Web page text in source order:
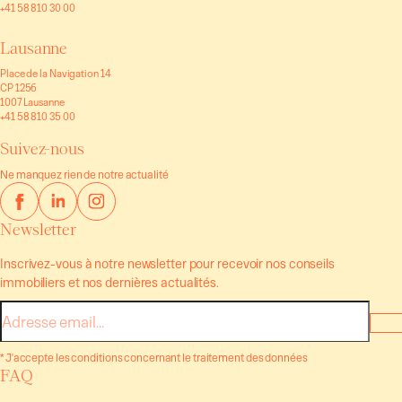
+41 58 810 30 00
Lausanne
Place de la Navigation 14
CP 1256
1007 Lausanne
+41 58 810 35 00
Suivez-nous
Ne manquez rien de notre actualité
Newsletter
Inscrivez-vous à notre newsletter pour recevoir nos conseils
immobiliers et nos dernières actualités.
mail
* J'accepte les conditions concernant le traitement des données
FAQ